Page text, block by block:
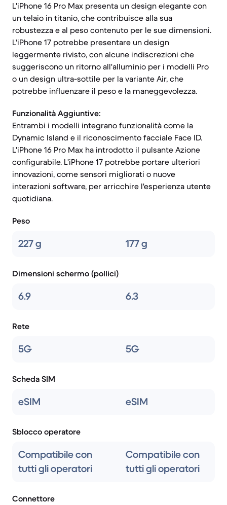
L'iPhone 16 Pro Max presenta un design elegante con
un telaio in titanio, che contribuisce alla sua
robustezza e al peso contenuto per le sue dimensioni.
L'iPhone 17 potrebbe presentare un design
leggermente rivisto, con alcune indiscrezioni che
suggeriscono un ritorno all'alluminio per i modelli Pro
o un design ultra-sottile per la variante Air, che
potrebbe influenzare il peso e la maneggevolezza.
Funzionalità Aggiuntive:
Entrambi i modelli integrano funzionalità come la
Dynamic Island e il riconoscimento facciale Face ID.
L'iPhone 16 Pro Max ha introdotto il pulsante Azione
configurabile. L'iPhone 17 potrebbe portare ulteriori
innovazioni, come sensori migliorati o nuove
interazioni software, per arricchire l'esperienza utente
quotidiana.
Peso
227 g 177 g
Dimensioni schermo (pollici)
6.9 6.3
Rete
5G 5G
Scheda SIM
eSIM eSIM
Sblocco operatore
Compatibile con
tutti gli operatori
Compatibile con
tutti gli operatori
Connettore